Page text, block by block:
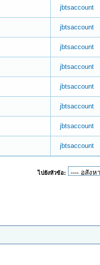
jbtsaccount
jbtsaccount
jbtsaccount
jbtsaccount
jbtsaccount
jbtsaccount
jbtsaccount
jbtsaccount
ไปยังหัวข้อ: